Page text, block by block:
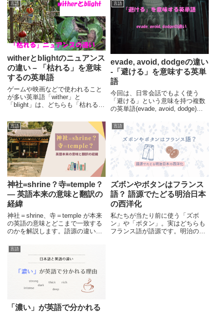
や意味、ラテン語・ドイツ語との
関係、明治時代の外来語受容の歴
史から、その背景を解説します。
でしょうか。今回は、英単語irony
: アイロニーの意味や発音と共
に、実際の使われ方などについて
紹介しています。
言語
witherとblightのニュアンス
の違い – 「枯れる」を意味
するの英単語
ゲームや映画などで使われること
が多い英単語「wither」と
「blight」は、どちらも「枯れる」
単語のニュアンスは異なっていま
す。それぞれの単語について、意
味や使われ方などを紹介します。
言語
evade, avoid, dodgeの違い
-「避ける」を意味する英単
語
今回は、日常会話でもよく使う
「避ける」という意味を持つ複数
の英単語(evade, avoid, dodge)に
ンスの違いと共に、辞書的な意味
の違い、例文などを紹介していま
す。
言語
神社=shrine？寺=temple？
― 英語本来の意味と翻訳の
経緯
神社＝shrine、寺＝temple が本来
の英語の意味とどこまで一致する
のかを解説します。語源の違い、
言語政策、現代英語での使い分け
などをわかりやすく整理します。
言語
ズボンやボタンはフランス
語？ 語源でたどる明治日本
の西洋化
私たちが当たり前に使う「ズボ
ン」や「ボタン」。実はどちらも
フランス語が語源です。明治の日
言語
「濃い」が英語で分かれる